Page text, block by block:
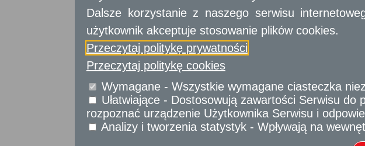
Sprawy obywatelskie
Udostępnianie informacji publicznej
Urząd Stanu Cywilnego
Usługi
dla przedsiębiorców
Usługidla instytucji,
urzędów
r. w sprawie wymagań w
instalacji lub urządzeń, w
formie pisemnej albo w
Termin załatwienia sprawy
Niezwłocznie
Informacja
Dodatkowe
Dalsze korzystanie z naszego serwisu
użytkownik akceptuje stosowanie plików cookies.
Przeczytaj politykę prywatności
Przeczytaj politykę cookies
Wymagane - Wszystkie wymagane ciasteczka
Ułatwiające - Dostosowują zawartości Serwisu
rozpoznać urządzenie Użytkownika Serwisu i
Analizy i tworzenia statystyk - Wpływają na